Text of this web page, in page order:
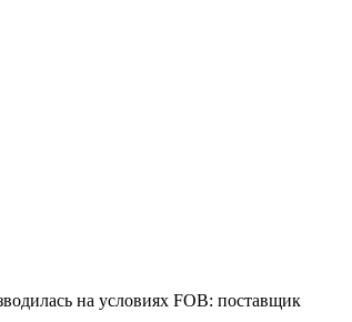
на условиях FOB: поставщик